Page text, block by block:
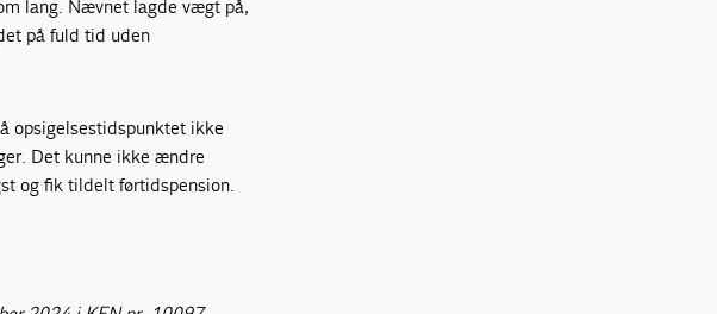
lang. Nævnet lagde vægt på,
på fuld tid uden
opsigelsestidspunktet ikke
Det kunne ikke ændre
og fik tildelt førtidspension.